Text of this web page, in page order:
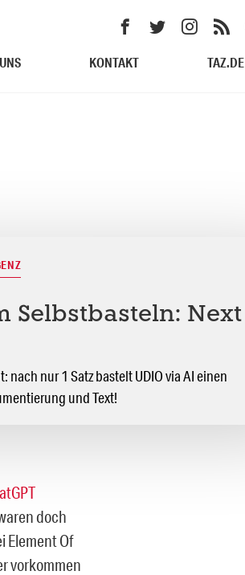
KONTAKT TAZ.DE
Selbstbasteln: Next
nach nur 1 Satz bastelt UDIO via AI einen
und Text!
doch
Element Of
vorkommen